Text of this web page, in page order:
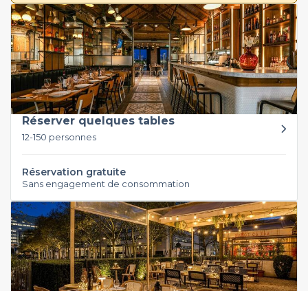
Réserver quelques tables
12-150 personnes
Réservation gratuite
Sans engagement de consommation